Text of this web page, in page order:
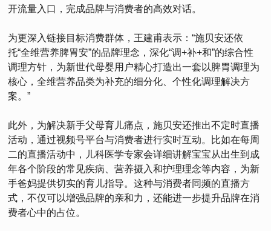
开流量入口，完成品牌与消费者的高效对话。
为更深入链接目标消费群体，王建甫表示：“施贝安还依
托“全维营养脾胃安”的品牌理念，深化“调+补+和”的综合性
调理方针，为新世代母婴用户精心打造出一套以脾胃调理为
核心，全维营养品类为补充的细分化、个性化调理解决方
案。”
此外，为解决新手父母育儿痛点，施贝安还推出不定时直播
活动，通过视频号平台与消费者进行实时互动。比如在每周
二的直播活动中，儿科医学专家会详细讲解宝宝从出生到成
年各个阶段的常见疾病、营养摄入和护理理念等内容，为新
手爸妈提供切实的育儿指导。这种与消费者同频的直播方
式，不仅可以增强品牌的亲和力，还能进一步提升品牌在消
费者心中的占位。